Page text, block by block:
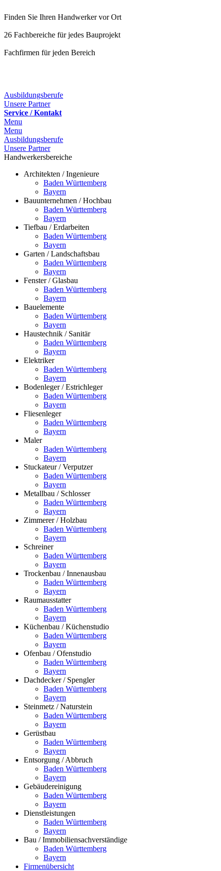
Finden Sie Ihren Handwerker vor Ort
26 Fachbereiche für jedes Bauprojekt
Fachfirmen für jeden Bereich
Ausbildungsberufe
Unsere Partner
Service / Kontakt
Menu
Menu
Ausbildungsberufe
Unsere Partner
Handwerkersbereiche
Architekten / Ingenieure
Baden Württemberg
Bayern
Bauunternehmen / Hochbau
Baden Württemberg
Bayern
Tiefbau / Erdarbeiten
Baden Württemberg
Bayern
Garten / Landschaftsbau
Baden Württemberg
Bayern
Fenster / Glasbau
Baden Württemberg
Bayern
Bauelemente
Baden Württemberg
Bayern
Haustechnik / Sanitär
Baden Württemberg
Bayern
Elektriker
Baden Württemberg
Bayern
Bodenleger / Estrichleger
Baden Württemberg
Bayern
Fliesenleger
Baden Württemberg
Bayern
Maler
Baden Württemberg
Bayern
Stuckateur / Verputzer
Baden Württemberg
Bayern
Metallbau / Schlosser
Baden Württemberg
Bayern
Zimmerer / Holzbau
Baden Württemberg
Bayern
Schreiner
Baden Württemberg
Bayern
Trockenbau / Innenausbau
Baden Württemberg
Bayern
Raumausstatter
Baden Württemberg
Bayern
Küchenbau / Küchenstudio
Baden Württemberg
Bayern
Ofenbau / Ofenstudio
Baden Württemberg
Bayern
Dachdecker / Spengler
Baden Württemberg
Bayern
Steinmetz / Naturstein
Baden Württemberg
Bayern
Gerüstbau
Baden Württemberg
Bayern
Entsorgung / Abbruch
Baden Württemberg
Bayern
Gebäudereinigung
Baden Württemberg
Bayern
Dienstleistungen
Baden Württemberg
Bayern
Bau / Immobiliensachverständige
Baden Württemberg
Bayern
Firmenübersicht